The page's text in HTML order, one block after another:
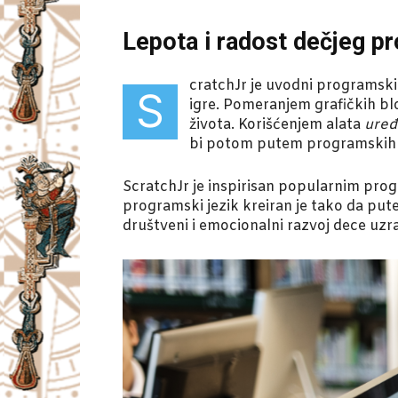
Lepota i radost dečjeg
S
cratchJr je uvodni
igre. Pomeranjem grafičkih
života. Korišćenjem alata
bi potom putem
ScratchJr je inspirisan popularnim
programski jezik kreiran je tako da
društveni i emocionalni razvoj dece